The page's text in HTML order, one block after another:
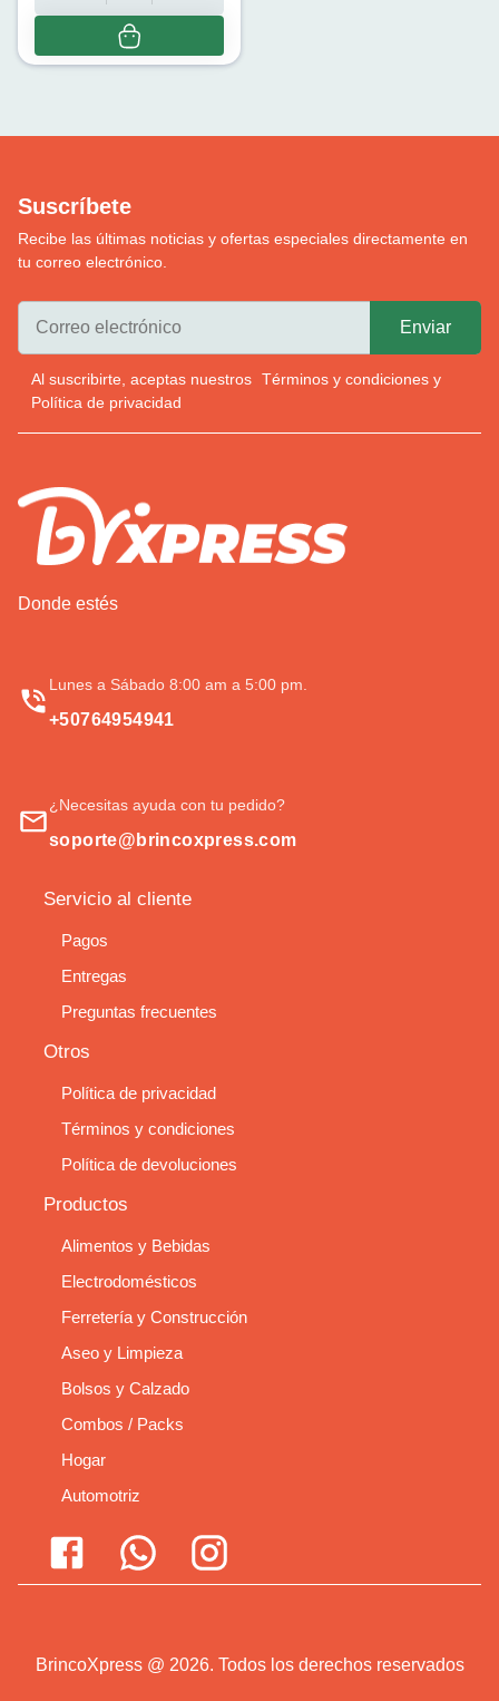
Suscríbete
Recibe las últimas noticias y ofertas especiales directamente en
tu correo electrónico.
Al suscribirte, aceptas nuestros Términos y condiciones y
Política de privacidad
Donde estés
Lunes a Sábado 8:00 am a 5:00 pm.
+50764954941
¿Necesitas ayuda con tu pedido?
soporte@brincoxpress.com
Servicio al cliente
Pagos
Entregas
Preguntas frecuentes
Otros
Política de privacidad
Términos y condiciones
Política de devoluciones
Productos
Alimentos y Bebidas
Electrodomésticos
Ferretería y Construcción
Aseo y Limpieza
Bolsos y Calzado
Combos / Packs
Hogar
Automotriz
BrincoXpress@ 2026. Todos los derechos reservados